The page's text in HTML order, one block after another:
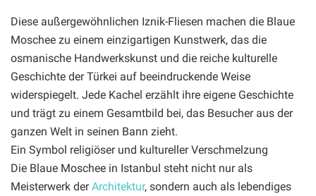
Diese außergewöhnlichen Iznik-Fliesen machen die Blaue
Moschee zu einem einzigartigen Kunstwerk, das die
osmanische Handwerkskunst und die reiche kulturelle
Geschichte der Türkei auf beeindruckende Weise
widerspiegelt. Jede Kachel erzählt ihre eigene Geschichte
und trägt zu einem Gesamtbild bei, das Besucher aus der
ganzen Welt in seinen Bann zieht.
Ein Symbol religiöser und kultureller Verschmelzung
Die Blaue Moschee in Istanbul steht nicht nur als
Meisterwerk derArchitektur, sondern auch als lebendiges